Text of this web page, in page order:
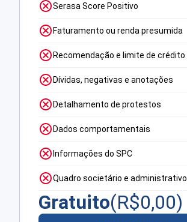
Serasa Score Positivo
Faturamento ou renda presumida
Recomendação e limite de crédito
Dívidas, negativas e anotações
Detalhamento de protestos
Dados comportamentais
Informações do SPC
Quadro societário e administrativo
Gratuito(R$0,00)